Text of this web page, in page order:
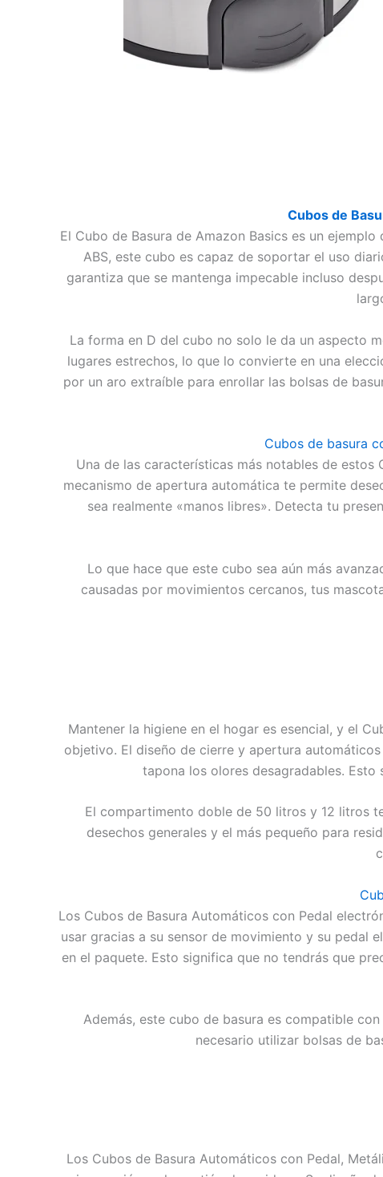
Cubos de
El Cubo de Basura de Amazon Basics es un
ABS, este cubo es capaz de soportar el uso
garantiza que se mantenga impecable incluso
La forma en D del cubo no solo le da un aspecto
lugares estrechos, lo que lo convierte en una
por un aro extraíble para enrollar las bolsas de
Cubos de basura
Una de las características más notables de
mecanismo de apertura automática te permite
sea realmente «manos libres». Detecta tu
Lo que hace que este cubo sea aún más
causadas por movimientos cercanos, tus
Mantener la higiene en el hogar es esencial, y el
objetivo. El diseño de cierre y apertura
tapona los olores desagradables.
El compartimento doble de 50 litros y 12 litros
desechos generales y el más pequeño para
Los Cubos de Basura Automáticos con Pedal
usar gracias a su sensor de movimiento y su pedal
en el paquete. Esto significa que no tendrás que
Además, este cubo de basura es compatible
necesario utilizar bolsas de
Los Cubos de Basura Automáticos con Pedal,